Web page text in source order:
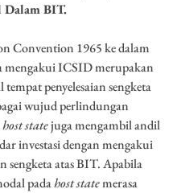
Dalam BIT.
Convention 1965 ke dalam
mengakui ICSID merupakan
penyelesaian sengketa
wujud perlindungan
host statejuga mengambil andil
investasi dengan mengakui
sengketa atas BIT. Apabila
padahost statemerasa